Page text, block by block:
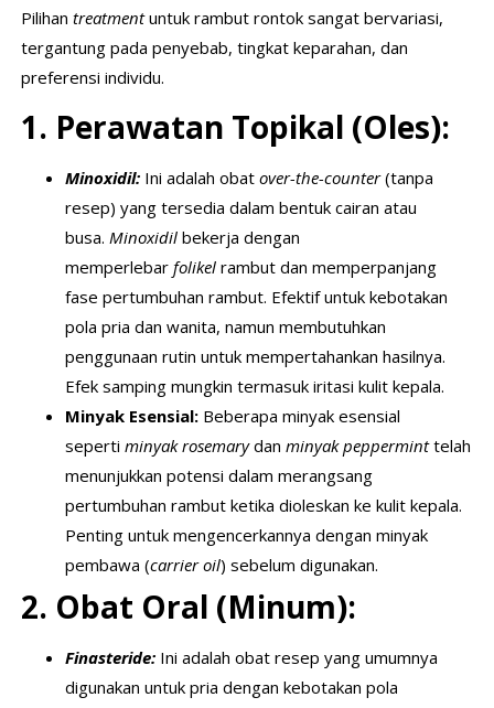
Pilihan treatmentuntuk rambut rontok sangat bervariasi,
tergantung pada penyebab, tingkat keparahan, dan
preferensi individu.
1. Perawatan Topikal (Oles):
Minoxidil:Ini adalah obat over-the-counter(tanpa
resep) yang tersedia dalam bentuk cairan atau
busa. Minoxidilbekerja dengan
memperlebar folikelrambut dan memperpanjang
fase pertumbuhan rambut. Efektif untuk kebotakan
pola pria dan wanita, namun membutuhkan
penggunaan rutin untuk mempertahankan hasilnya.
Efek samping mungkin termasuk iritasi kulit kepala.
Minyak Esensial:Beberapa minyak esensial
seperti minyak rosemarydan minyak pepperminttelah
menunjukkan potensi dalam merangsang
pertumbuhan rambut ketika dioleskan ke kulit kepala.
Penting untuk mengencerkannya dengan minyak
pembawa (carrier oil) sebelum digunakan.
2. Obat Oral (Minum):
Finasteride:Ini adalah obat resep yang umumnya
digunakan untuk pria dengan kebotakan pola